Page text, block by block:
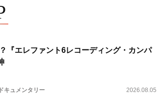
『エレファント6レコーディング・カンパ
キュメンタリー 2026.08.05